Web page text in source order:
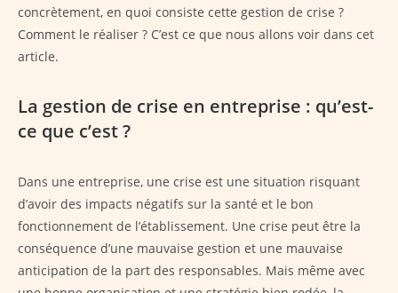
concrètement, en quoi consiste cette gestion de crise ?
Comment le réaliser ? C’est ce que nous allons voir dans cet
article.
La gestion de crise en entreprise : qu’est-
ce que c’est ?
Dans une entreprise, une crise est une situation risquant
d’avoir des impacts négatifs sur la santé et le bon
fonctionnement de l’établissement. Une crise peut être la
conséquence d’une mauvaise gestion et une mauvaise
anticipation de la part des responsables. Mais même avec